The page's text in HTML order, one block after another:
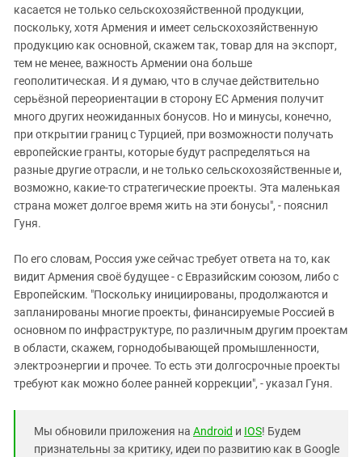
касается не только сельскохозяйственной продукции,
поскольку, хотя Армения и имеет сельскохозяйственную
продукцию как основной, скажем так, товар для на экспорт,
тем не менее, важность Армении она больше
геополитическая. И я думаю, что в случае действительно
серьёзной переориентации в сторону ЕС Армения получит
много других неожиданных бонусов. Но и минусы, конечно,
при открытии границ с Турцией, при возможности получать
европейские гранты, которые будут распределяться на
разные другие отрасли, и не только сельскохозяйственные и,
возможно, какие-то стратегические проекты. Эта маленькая
страна может долгое время жить на эти бонусы", - пояснил
Гуня.
По его словам, Россия уже сейчас требует ответа на то, как
видит Армения своё будущее - с Евразийским союзом, либо с
Европейским. "Поскольку инициированы, продолжаются и
запланированы многие проекты, финансируемые Россией в
основном по инфраструктуре, по различным другим проектам
в области, скажем, горнодобывающей промышленности,
электроэнергии и прочее. То есть эти долгосрочные проекты
требуют как можно более ранней коррекции", - указал Гуня.
Мы обновили приложения на Android и IOS! Будем
признательны за критику, идеи по развитию как в Google